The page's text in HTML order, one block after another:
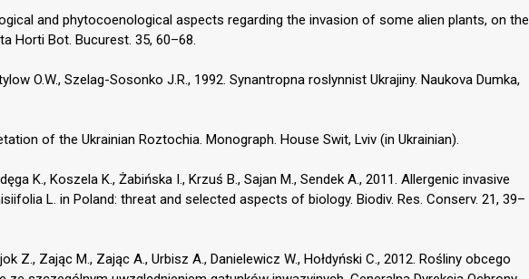
and phytocoenological aspects regarding the invasion of some alien plants, on the
Horti Bot. Bucurest. 35, 60–68.
O.W., Szelag-Sosonko J.R., 1992. Synantropna roslynnist Ukrajiny. Naukova Dumka,
of the Ukrainian Roztochia. Monograph. House Swit, Lviv (in Ukrainian).
K., Koszela K., Żabińska I., Krzuś B., Sajan M., Sendek A., 2011. Allergenic invasive
L. in Poland: threat and selected aspects of biology. Biodiv. Res. Conserv. 21, 39–
Z., Zając M., Zając A., Urbisz A., Danielewicz W., Hołdyński C., 2012. Rośliny obcego